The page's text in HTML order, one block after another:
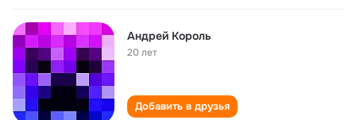
Андрей Король
20 лет
Добавить в друзья